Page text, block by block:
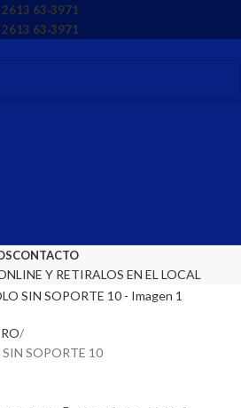
63‑3971‬
63‑3971‬
CONTACTO
Y RETIRALOS EN EL LOCAL
SOPORTE 10